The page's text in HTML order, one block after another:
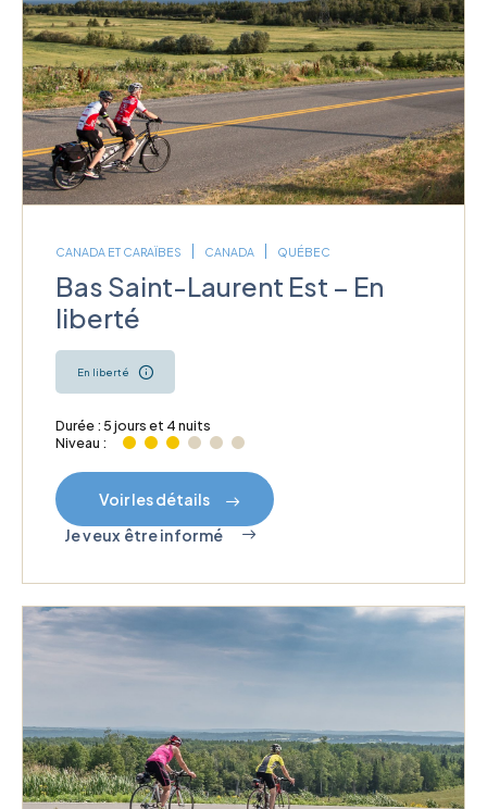
CANADA ET CARAÏBES CANADA QUÉBEC
Bas Saint-Laurent Est – En
liberté
En liberté
Durée : 5 jours et 4 nuits
Niveau :
Voir les détails
Je veux être informé